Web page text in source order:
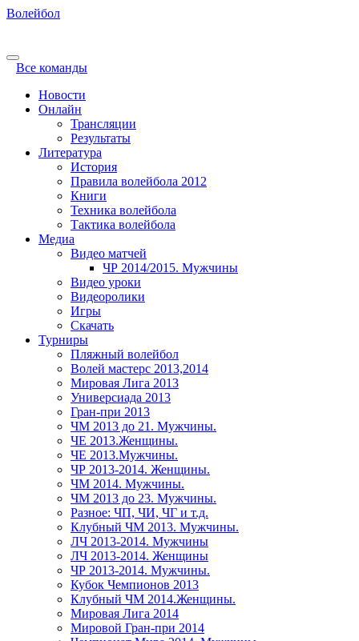
Волейбол
Все команды
Новости
Онлайн
Трансляции
Результаты
Литература
История
Правила волейбола 2012
Книги
Техника волейбола
Тактика волейбола
Медиа
Видео матчей
ЧР 2014/2015. Мужчины
Видео уроки
Видеоролики
Игры
Скачать
Турниры
Пляжный волейбол
Волей мастерс 2013,2014
Мировая Лига 2013
Универсиада 2013
Гран-при 2013
ЧМ 2013 до 21. Мужчины.
ЧЕ 2013.Женщины.
ЧЕ 2013.Мужчины.
ЧР 2013-2014. Женщины.
ЧМ 2014. Мужчины.
ЧМ 2013 до 23. Мужчины.
Разное: ЧП, ЧИ, ЧГ и т.д.
Клубный ЧМ 2013. Мужчины.
ЛЧ 2013-2014. Мужчины
ЛЧ 2013-2014. Женщины
ЧР 2013-2014. Мужчины.
Кубок Чемпионов 2013
Клубный ЧМ 2014.Женщины.
Мировая Лига 2014
Мировой Гран-при 2014